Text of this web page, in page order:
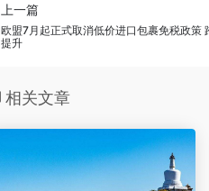
上一篇
欧盟7月起正式取消低价进口包裹免税政策
提升
相关文章